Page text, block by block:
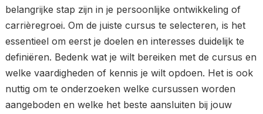
belangrijke stap zijn in je persoonlijke ontwikkeling of
carrièregroei. Om de juiste cursus te selecteren, is het
essentieel om eerst je doelen en interesses duidelijk te
definiëren. Bedenk wat je wilt bereiken met de cursus en
welke vaardigheden of kennis je wilt opdoen. Het is ook
nuttig om te onderzoeken welke cursussen worden
aangeboden en welke het beste aansluiten bij jouw